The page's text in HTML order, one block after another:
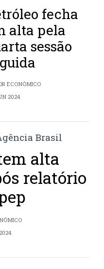
fecha
alta pela
sessão
ECONÔMICO
2024
alta
relatório